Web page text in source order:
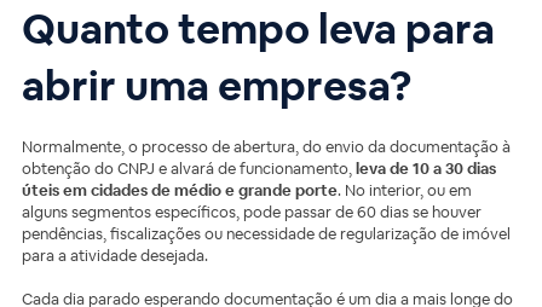
Quanto tempo leva para
abrir uma empresa?
Normalmente, o processo de abertura, do envio da documentação à
obtenção do CNPJ e alvará de funcionamento,leva de 10 a 30 dias
úteis em cidades de médio e grande porte. No interior, ou em
alguns segmentos específicos, pode passar de 60 dias se houver
pendências, fiscalizações ou necessidade de regularização de imóvel
para a atividade desejada.
Cada dia parado esperando documentação é um dia a mais longe do